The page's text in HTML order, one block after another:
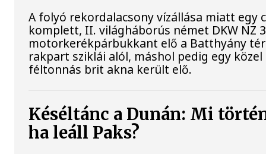
A folyó rekordalacsony vízállása miatt egy
komplett, II. világháborús német DKW NZ
motorkerékpárbukkant elő a Batthyány
rakpart sziklái alól, máshol pedig egy közel
féltonnás brit akna került elő.
Késéltánc a Dunán: Mi
ha leáll Paks?